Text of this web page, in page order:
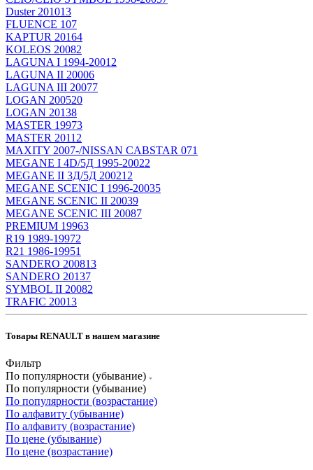
Duster 201013
FLUENCE 107
KAPTUR 20164
KOLEOS 20082
LAGUNA I 1994-2001 2
LAGUNA II 20006
LAGUNA III 20077
LOGAN 200520
LOGAN 20138
MASTER 19973
MASTER 2011 2
MAXITY 2007-/NISSAN CABSTAR 071
MEGANE I 4D/5Д 1995-20022
MEGANE II 3Д/5Д 200212
MEGANE SCENIC I 1996-20035
MEGANE SCENIC II 20039
MEGANE SCENIC III 20087
PREMIUM 19963
R19 1989-19972
R21 1986-19951
SANDERO 200813
SANDERO 20137
SYMBOL II 20082
TRAFIC 20013
Товары RENAULT в нашем магазине
Фильтр
По популярности (убывание)
По популярности (убывание)
По популярности (возрастание)
По алфавиту (убывание)
По алфавиту (возрастание)
По цене (убывание)
По цене (возрастание)